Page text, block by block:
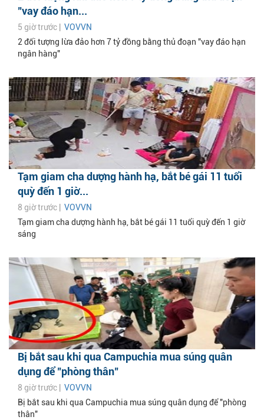
"vay đáo hạn...
5 giờ trước | VOVVN
2 đối tượng lừa đảo hơn 7 tỷ đồng bằng thủ đoạn "vay đáo hạn
ngân hàng"
Tạm giam cha dượng hành hạ, bắt bé gái 11 tuổi
quỳ đến 1 giờ...
8 giờ trước | VOVVN
Tạm giam cha dượng hành hạ, bắt bé gái 11 tuổi quỳ đến 1 giờ
sáng
Bị bắt sau khi qua Campuchia mua súng quân
dụng để "phòng thân"
8 giờ trước | VOVVN
Bị bắt sau khi qua Campuchia mua súng quân dụng để "phòng
thân"